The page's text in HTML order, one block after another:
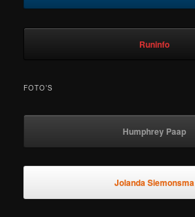
Runinfo
FOTO’S
Humphrey Paap
Jolanda Siemonsma